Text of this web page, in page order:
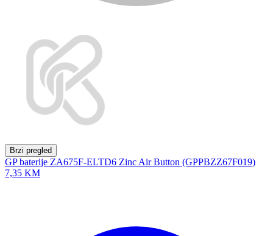
Brzi pregled
GP baterije ZA675F-ELTD6 Zinc Air Button (GPPBZZ67F019)
7,35 KM